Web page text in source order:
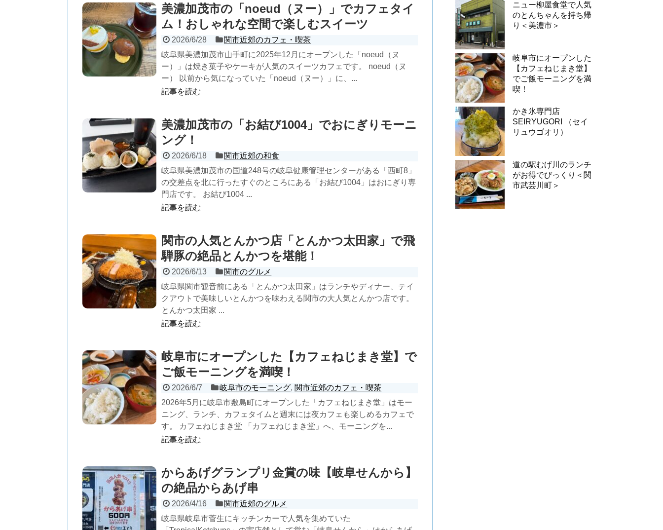
美濃加茂市の「noeud（ヌー）」でカフェタイ
ム！おしゃれな空間で楽しむスイーツ
2026/6/28
関市近郊のカフェ・喫茶
岐阜県美濃加茂市山手町に2025年12月にオープンした「noeud（ヌ
ー）」は焼き菓子やケーキが人気のスイーツカフェです。 noeud（ヌ
ー） 以前から気になっていた「noeud（ヌー）」に、...
記事を読む
美濃加茂市の「お結び1004」でおにぎりモーニ
ング！
2026/6/18
関市近郊の和食
岐阜県美濃加茂市の国道248号の岐阜健康管理センターがある「西町8」
の交差点を北に行ったすぐのところにある「お結び1004」はおにぎり専
門店です。 お結び1004 ...
記事を読む
関市の人気とんかつ店「とんかつ太田家」で飛
騨豚の絶品とんかつを堪能！
2026/6/13
関市のグルメ
岐阜県関市観音前にある「とんかつ太田家」はランチやディナー、テイ
クアウトで美味しいとんかつを味わえる関市の大人気とんかつ店です。
とんかつ太田家 ...
記事を読む
岐阜市にオープンした【カフェねじまき堂】で
ご飯モーニングを満喫！
2026/6/7 岐阜市のモーニング, 関市近郊のカフェ・喫茶
2026年5月に岐阜市敷島町にオープンした「カフェねじまき堂」はモー
ニング、ランチ、カフェタイムと週末には夜カフェも楽しめるカフェで
す。 カフェねじまき堂 「カフェねじまき堂」へ、モーニングを...
記事を読む
からあげグランプリ金賞の味【岐阜せんから】
の絶品からあげ串
2026/4/16
関市近郊のグルメ
岐阜県岐阜市菅生にキッチンカーで人気を集めていた
ニュー柳屋食堂で人気
のとんちゃんを持ち帰
り＜美濃市＞
岐阜市にオープンした
【カフェねじまき堂】
でご飯モーニングを満
喫！
かき氷専門店
SEIRYUGORI （セイ
リュウゴオリ）
道の駅むげ川のランチ
がお得でびっくり＜関
市武芸川町＞